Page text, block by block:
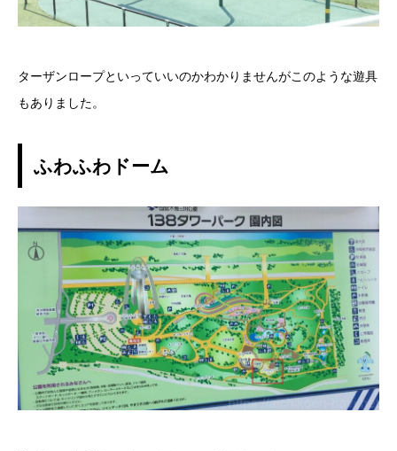
ターザンロープといっていいのかわかりませんがこのような遊具
もありました。
ふわふわドーム